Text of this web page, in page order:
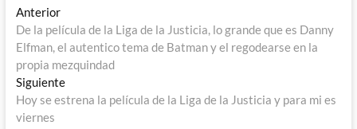
Navegación
de
entradas
AnteriorEntrada
anterior:
De la película de la Liga de la Justicia, lo grande que es Danny
Elfman, el autentico tema de Batman y el regodearse en la
propia mezquindad
SiguienteEntrada
siguiente:
Hoy se estrena la película de la Liga de la Justicia y para mi es
viernes